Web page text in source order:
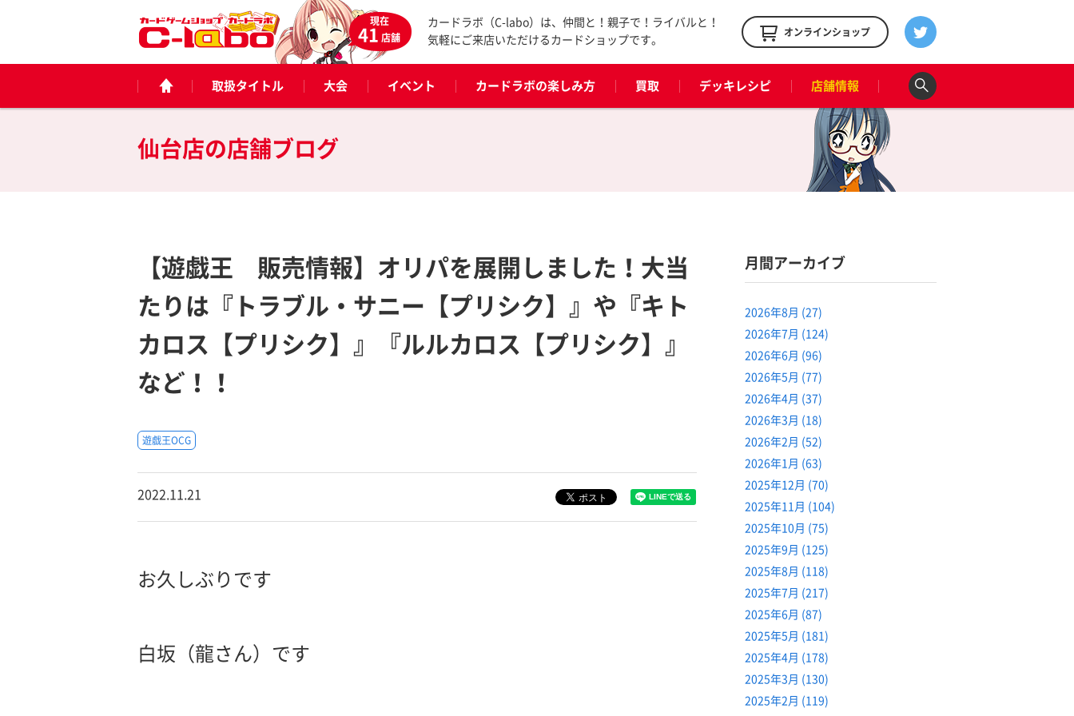
現在
41店舗
カードラボ（C-labo）は、仲間と！親子で！ライバルと！
気軽にご来店いただけるカードショップです。
オンラインショップ
取扱タイトル 大会 イベント カードラボの楽しみ方 買取 デッキレシピ 店舗情報
仙台店の店舗ブログ
【遊戯王 販売情報】オリパを展開しました！大当
たりは『トラブル・サニー【プリシク】』や『キト
カロス【プリシク】』『ルルカロス【プリシク】』
など！！
遊戯王OCG
2022.11.21
お久しぶりです
白坂（龍さん）です
月間アーカイブ
2026年8月 (27)
2026年7月 (124)
2026年6月 (96)
2026年5月 (77)
2026年4月 (37)
2026年3月 (18)
2026年2月 (52)
2026年1月 (63)
2025年12月 (70)
2025年11月 (104)
2025年10月 (75)
2025年9月 (125)
2025年8月 (118)
2025年7月 (217)
2025年6月 (87)
2025年5月 (181)
2025年4月 (178)
2025年3月 (130)
2025年2月 (119)